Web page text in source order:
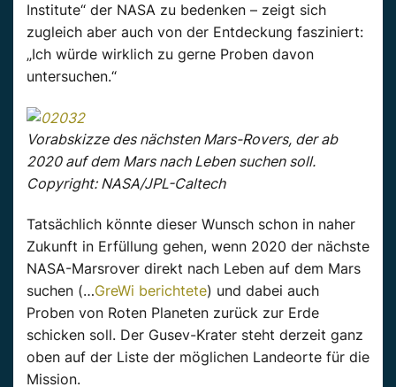
Institute“ der NASA zu bedenken – zeigt sich
zugleich aber auch von der Entdeckung fasziniert:
„Ich würde wirklich zu gerne Proben davon
untersuchen.“
Vorabskizze des nächsten Mars-Rovers, der ab
2020 auf dem Mars nach Leben suchen soll.
Copyright: NASA/JPL-Caltech
Tatsächlich könnte dieser Wunsch schon in naher
Zukunft in Erfüllung gehen, wenn 2020 der nächste
NASA-Marsrover direkt nach Leben auf dem Mars
suchen (…GreWi berichtete) und dabei auch
Proben von Roten Planeten zurück zur Erde
schicken soll. Der Gusev-Krater steht derzeit ganz
oben auf der Liste der möglichen Landeorte für die
Mission.